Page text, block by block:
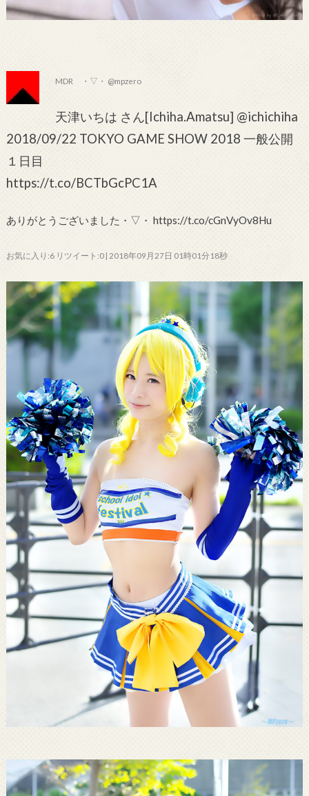
MDR ・▽・ @mpzero
天津いちは さん[Ichiha.Amatsu] @ichichiha
2018/09/22 TOKYO GAME SHOW 2018 一般公開
１日目
https://t.co/BCTbGcPC1A
ありがとうございました・▽・ https://t.co/cGnVyOv8Hu
お気に入り:6 リツイート:0 | 2018年09月27日 01時01分18秒